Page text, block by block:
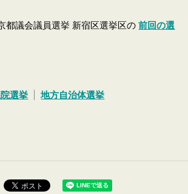
都議会議員選挙 新宿区選挙区の前回の選
選挙 地方自治体選挙